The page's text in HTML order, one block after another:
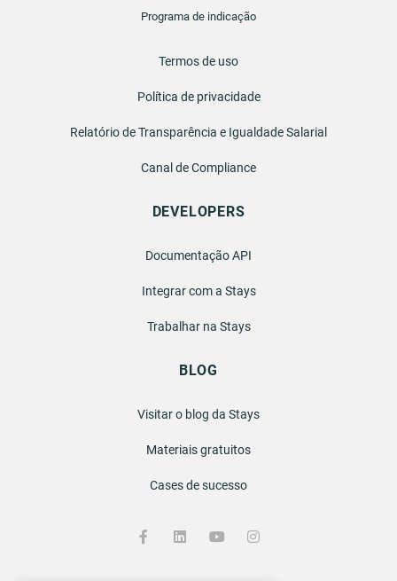
Programa de indicação
Termos de uso
Política de privacidade
Relatório de Transparência e Igualdade Salarial
Canal de Compliance
DEVELOPERS
Documentação API
Integrar com a Stays
Trabalhar na Stays
BLOG
Visitar o blog da Stays
Materiais gratuitos
Cases de sucesso
F
a
L
i
o
I
n